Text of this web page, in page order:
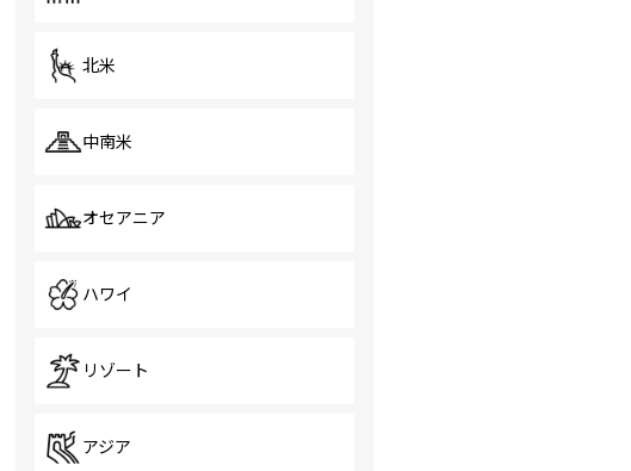
北米
中南米
オセアニア
ハワイ
リゾート
アジア